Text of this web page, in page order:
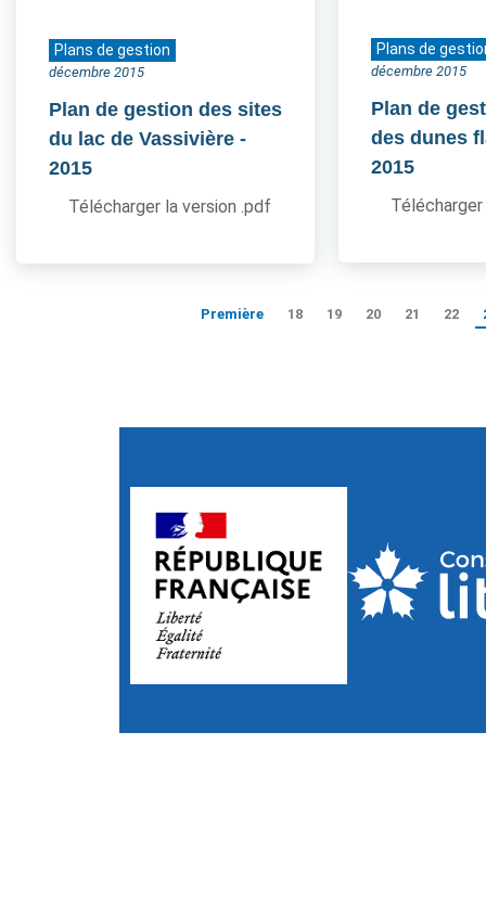
Plans de gestion
décembre 2015
Plan de gestion des sites
du lac de Vassivière -
2015
Télécharger la version .pdf
Plans de
décembre 2015
Plan de
des dunes
2015
Première 18 19 20 21 22